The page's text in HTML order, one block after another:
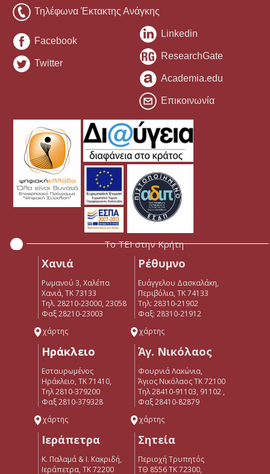
Τηλέφωνα Έκτακτης Ανάγκης
Facebook
Twitter
Linkedin
ResearchGate
Academia.edu
Επικοινωνία
Το ΤΕΙ στην Κρήτη
Χανιά
Ρωμανού 3, Χαλέπα
Χανιά, ΤΚ 73133
Τηλ. 28210-23000, 23058
Φαξ 28210-23003
χάρτης
Ρέθυμνο
Ευάγγελου Δασκαλάκη,
Περιβόλια, ΤΚ 74133
Tηλ: 28310-21902
Φαξ: 28310-21912
χάρτης
Ηράκλειο
Εσταυρωμένος
Ηράκλειο, ΤΚ 71410,
Τηλ 2810-379200
Φαξ 2810-379328
χάρτης
Άγ. Νικόλαος
Φουρνιά Λακώνια,
Άγιος Νικόλαος ΤΚ 72100
Τηλ 28410-91103, 91102 ,
Φαξ 28410-82879
χάρτης
Ιεράπετρα
Κ. Παλαμά & Ι. Κακριδή,
Ιεράπετρα, ΤΚ 72200
Σητεία
Περιοχή Τρυπητός
ΤΘ 8556 ΤΚ 72300,